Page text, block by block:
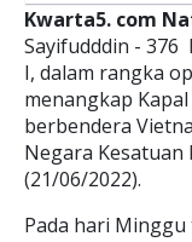
Kwarta5. com
Sayifudddin - 376
I, dalam rangka
menangkap
berbendera
Negara Kesatuan
(21/06/2022).
Pada hari Minggu